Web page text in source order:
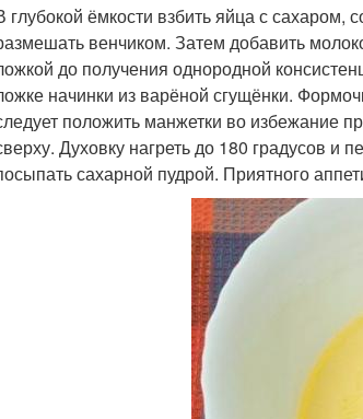
глубокой ёмкости взбить яйца с
венчиком. Затем добавить
до получения однородной
начинки из варёной сгущёнки.
положить манжетки во избежание
Духовку нагреть до 180 градусов и
сахарной пудрой. Приятного